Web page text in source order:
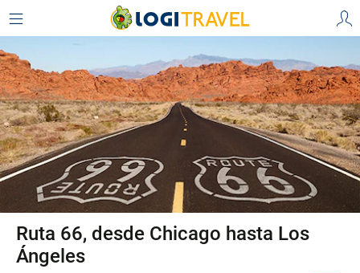
Ruta 66, desde Chicago hasta Los
Ángeles